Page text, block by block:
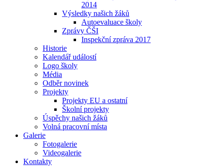
2014
Výsledky našich žáků
Autoevaluace školy
Zprávy ČŠI
Inspekční zpráva 2017
Historie
Kalendář událostí
Logo školy
Média
Odběr novinek
Projekty
Projekty EU a ostatní
Školní projekty
Úspěchy našich žáků
Volná pracovní místa
Galerie
Fotogalerie
Videogalerie
Kontakty